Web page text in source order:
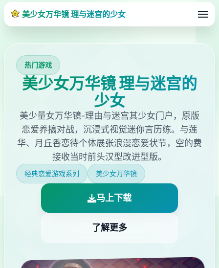
美少女万华镜 理与迷宫的少女
热门游戏
美少女万华镜 理与迷宫的
少女
美少量女万华镜-理由与迷宫其少女门户，原版
恋爱养搞对战，沉浸式视觉迷你言历练。与莲
华、月丘香恋待个体展张浪漫恋爱状节，空的费
接收当时前头汉型改进型版。
经典恋爱游戏系列 美少女万华镜
马上下载
了解更多